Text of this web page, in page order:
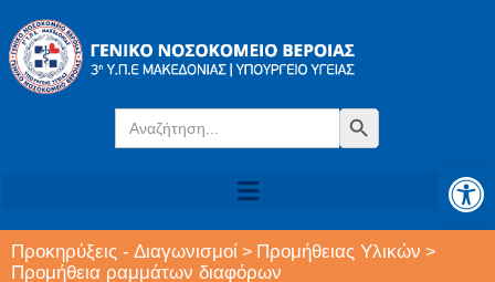
Search
for:
Search Button
Προκηρύξεις - Διαγωνισμοί > Προμήθειας Υλικών >
Προμήθεια ραμμάτων διαφόρων